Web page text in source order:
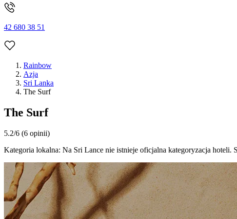
42 680 38 51
Rainbow
Azja
Sri Lanka
The Surf
The Surf
5.2/6 (6 opinii)
Kategoria lokalna: Na Sri Lance nie istnieje oficjalna kategoryzacja